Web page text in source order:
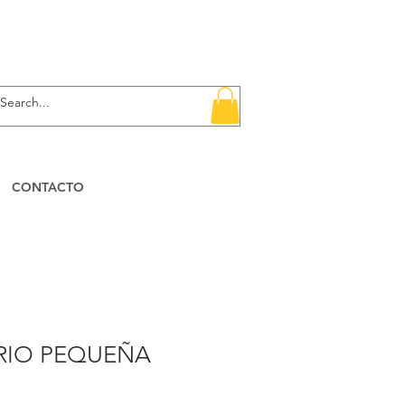
CONTACTO
PEQUEÑA